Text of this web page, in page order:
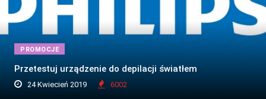
PROMOCJE
Przetestuj urządzenie do depilacji światłem
24 Kwiecień 2019 6002